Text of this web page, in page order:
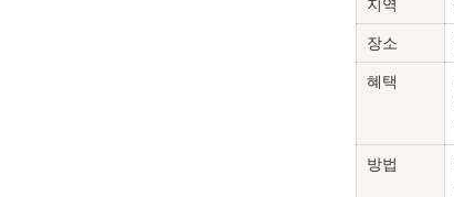
지역
장소
혜택
방법